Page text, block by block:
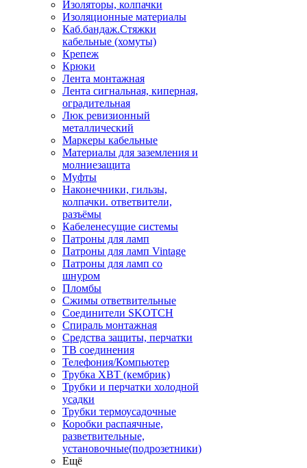
Изоляторы, колпачки
Изоляционные материалы
Каб.бандаж.Стяжки
кабельные (хомуты)
Крепеж
Крюки
Лента монтажная
Лента сигнальная, киперная,
оградительная
Люк ревизионный
металлический
Маркеры кабельные
Материалы для заземления и
молниезащита
Муфты
Наконечники, гильзы,
колпачки. ответвители,
разъёмы
Кабеленесущие системы
Патроны для ламп
Патроны для ламп Vintage
Патроны для ламп со
шнуром
Пломбы
Сжимы ответвительные
Соединители SKOTCH
Спираль монтажная
Средства защиты, перчатки
ТВ соединения
Телефония/Компьютер
Трубка ХВТ (кембрик)
Трубки и перчатки холодной
усадки
Трубки термоусадочные
Коробки распаячные,
разветвительные,
установочные(подрозетники)
Ещё